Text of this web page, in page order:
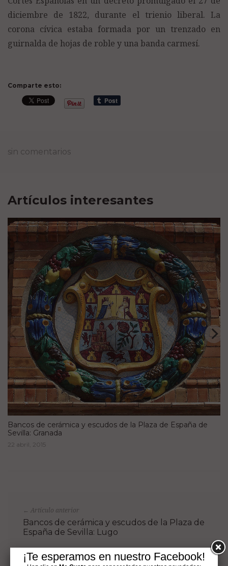
diciembre de 1822, durante el trienio liberal. La
corona cívica estaba formada por un trenzado en
guirnalda de hojas de roble y una banda carmesí.
Comparte esto:
sin comentarios
Artículos interesantes
Bancos de cerámica y escudos de la Plaza de España de
Sevilla: Granada
22 abril, 2015
← Artículo anterior
Bancos de cerámica y escudos de la Plaza de
España de Sevilla: Lugo
¡Te esperamos en nuestro Facebook!